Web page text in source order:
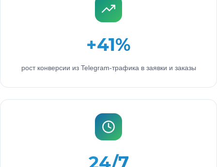
+41%
рост конверсии из Telegram-трафика в заявки и заказы
24/7